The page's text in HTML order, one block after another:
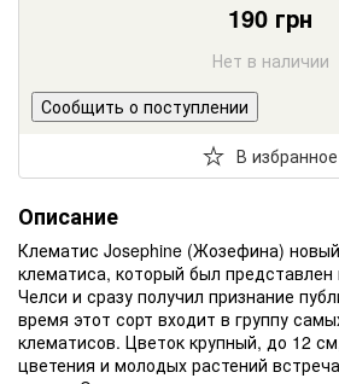
190 грн
Нет в наличии
Сообщить о поступлении
В избранное
Описание
Клематис Josephine (Жозефина)
клематиса, который был
Челси и сразу получил признание
время этот сорт входит в группу
клематисов. Цветок крупный, до 12
цветения и молодых растений